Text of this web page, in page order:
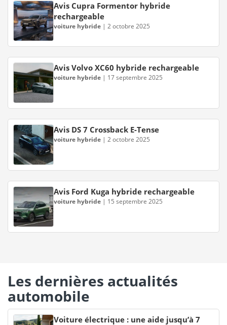
Avis Cupra Formentor hybride
rechargeable
voiture hybride | 2 octobre 2025
Avis Volvo XC60 hybride rechargeable
voiture hybride | 17 septembre 2025
Avis DS 7 Crossback E-Tense
voiture hybride | 2 octobre 2025
Avis Ford Kuga hybride rechargeable
voiture hybride | 15 septembre 2025
Les dernières actualités
automobile
Voiture électrique : une aide jusqu’à 7